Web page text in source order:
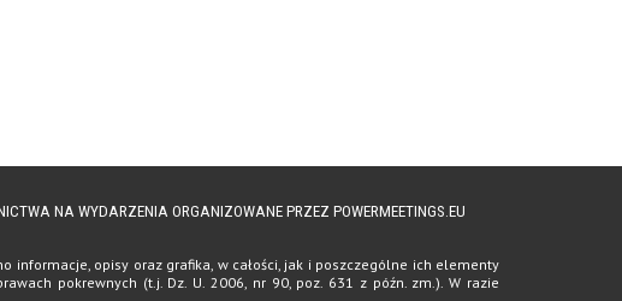
NA WYDARZENIA ORGANIZOWANE PRZEZ POWERMEETINGS.EU
informacje, opisy oraz grafika, w całości, jak i poszczególne ich elementy
pokrewnych (t.j. Dz. U. 2006, nr 90, poz. 631 z późn. zm.). W razie